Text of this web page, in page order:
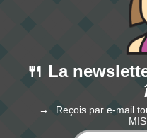
🍴 La
Reçois par e-mail